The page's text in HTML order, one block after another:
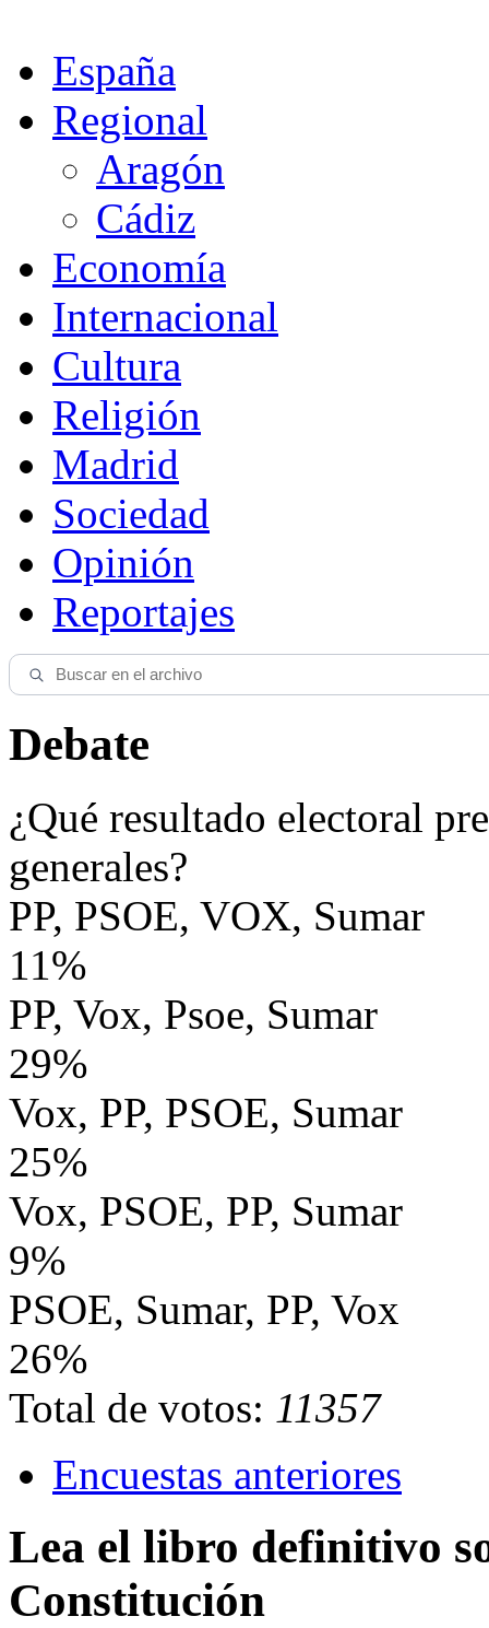
España
Regional
Aragón
Cádiz
Economía
Internacional
Cultura
Religión
Madrid
Sociedad
Opinión
Reportajes
Debate
¿Qué resultado electoral
generales?
PP, PSOE, VOX, Sumar
11%
PP, Vox, Psoe, Sumar
29%
Vox, PP, PSOE, Sumar
25%
Vox, PSOE, PP, Sumar
9%
PSOE, Sumar, PP, Vox
26%
Total de votos: 11357
Encuestas anteriores
Lea el libro definitivo
Constitución